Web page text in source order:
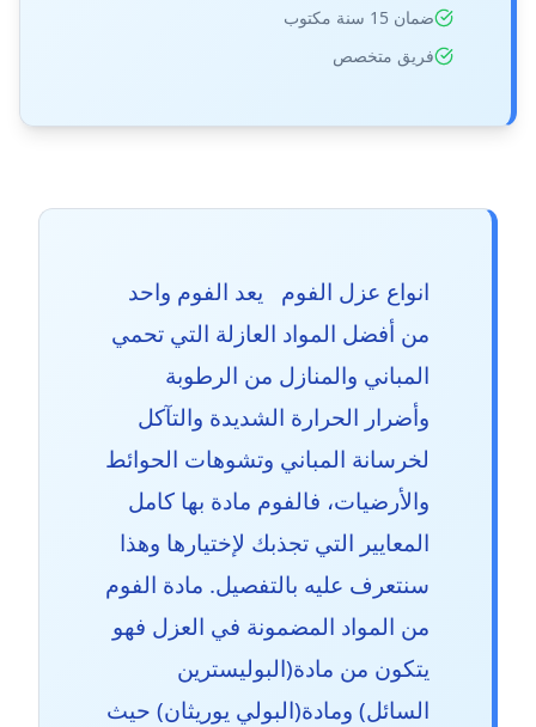
انواع عزل الفوم يعد الفوم واحد
من أفضل المواد العازلة التي تحمي
المباني والمنازل من الرطوبة
وأضرار الحرارة الشديدة والتآكل
لخرسانة المباني وتشوهات الحوائط
والأرضيات، فالفوم مادة بها كامل
المعايير التي تجذبك لإختيارها وهذا
سنتعرف عليه بالتفصيل. مادة الفوم
من المواد المضمونة في العزل فهو
يتكون من مادة(البوليسترين
السائل) ومادة(البولي يوريثان) حيث
ضمان 15 سنة مكتوب
فريق متخصص